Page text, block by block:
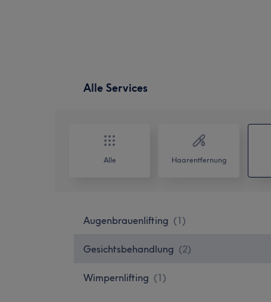
Alle Services
Alle Haarentfernung
Augenbrauenlifting (1)
Gesichtsbehandlung (2)
Wimpernlifting (1)